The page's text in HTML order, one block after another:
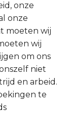
onze
onze
moeten wij
wij
om ons
niet
en arbeid.
te